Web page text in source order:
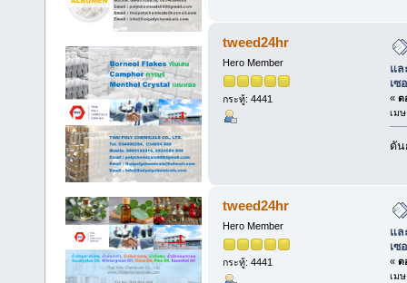
tweed24hr
Hero Member
กระทู้: 4441
แล
เซ
« ต
เม
ดัน
tweed24hr
Hero Member
กระทู้: 4441
แล
เซ
« ต
เม